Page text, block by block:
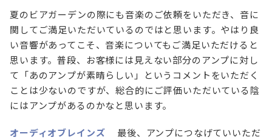
夏のビアガーデンの際にも音楽のご依頼をいただき、音に
関してご満足いただいているのではと思います。やはり良
い音響があってこそ、音楽についてもご満足いただけると
思います。普段、お客様には見えない部分のアンプに対し
て「あのアンプが素晴らしい」というコメントをいただく
ことは少ないのですが、総合的にご評価いただいている陰
にはアンプがあるのかなと思います。
オーディオブレインズ
最後、アンプにつなげていいただ